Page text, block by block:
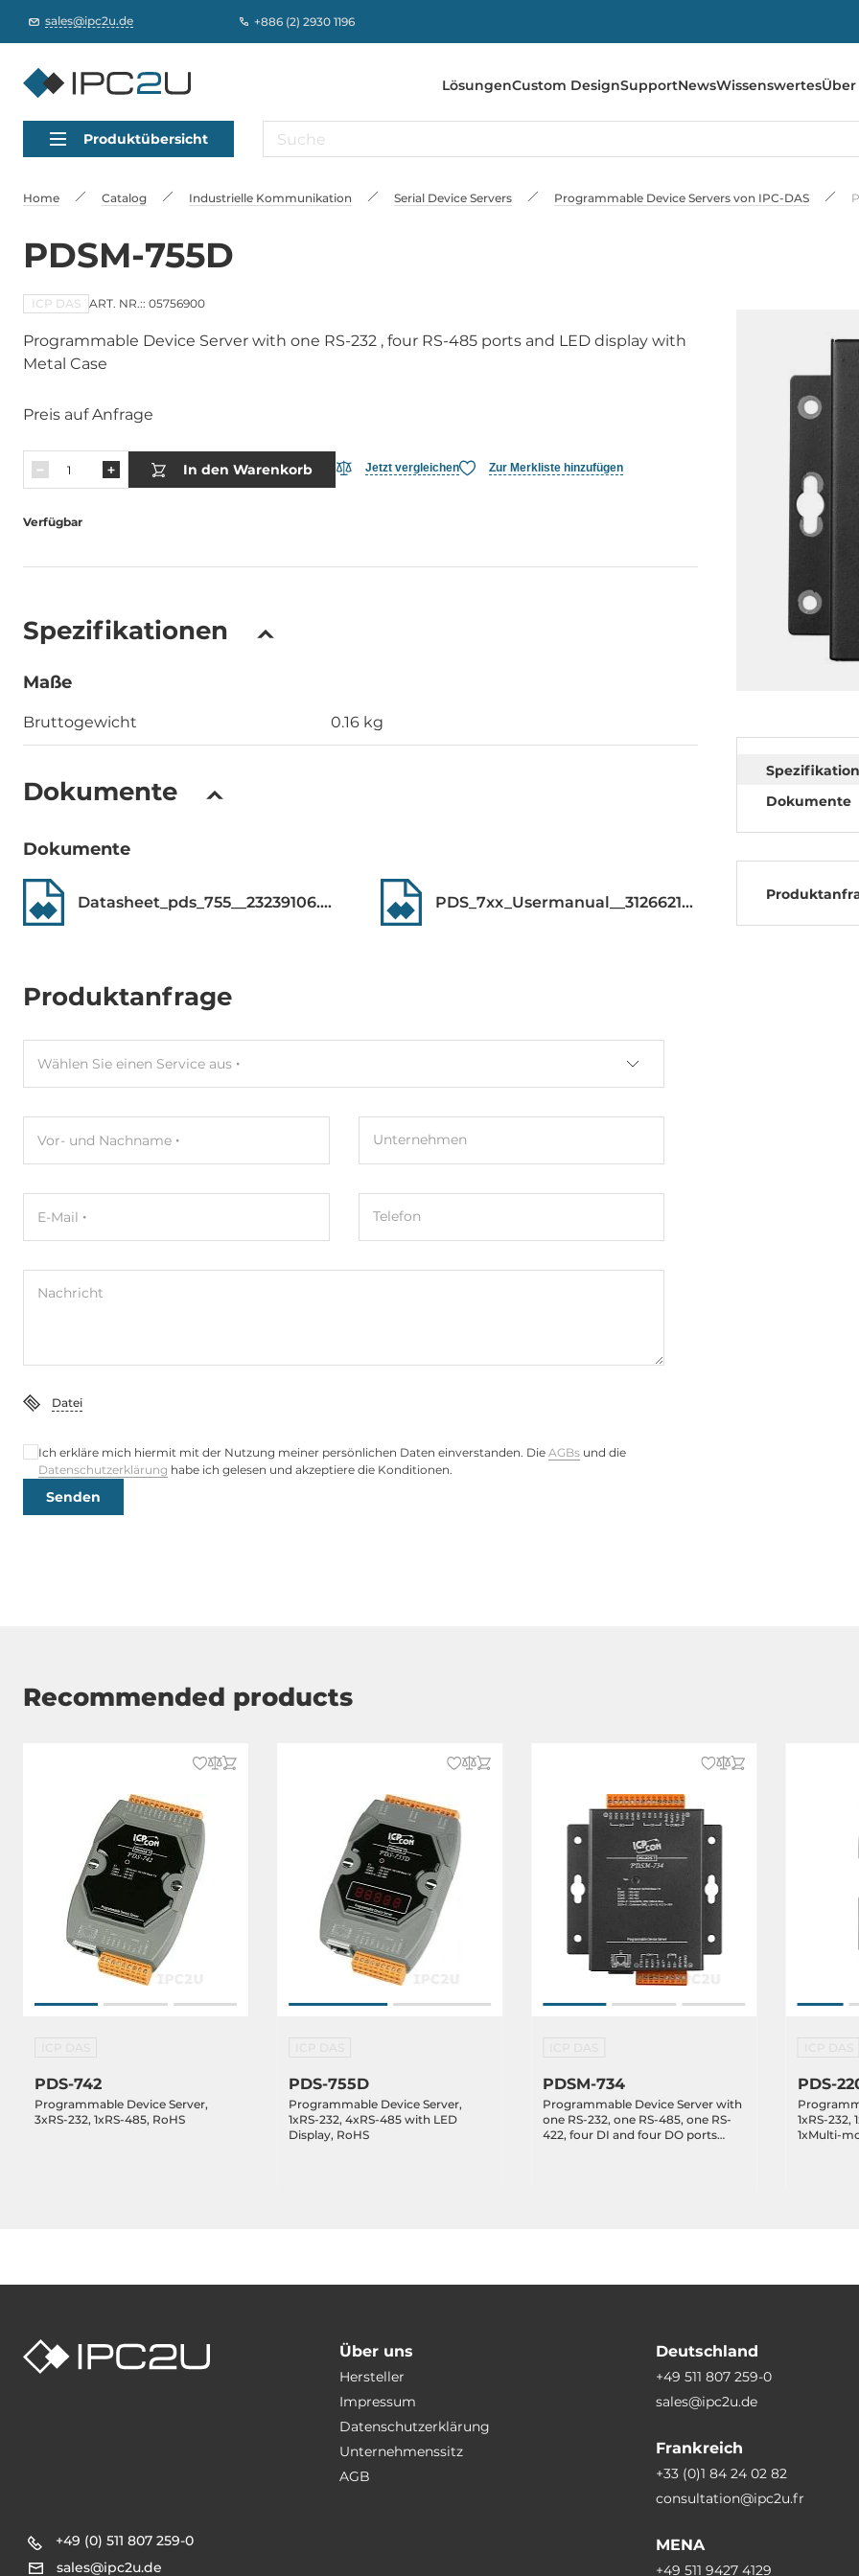
sales@ipc2u.de +886 (2) 2930 1196
LösungenCustom DesignSupportNewsWissenswertes
Produktübersicht
Home Catalog Industrielle Kommunikation Serial Device Servers Programmable Device Servers von IPC-DAS
PDSM-755D
ICP DAS ART. NR.:: 05756900
Programmable Device Server with one RS-232 , four RS-485 ports and LED display with
Metal Case
Preis auf Anfrage
In den Warenkorb Jetzt vergleichen Zur Merkliste hinzufügen
Verfügbar
Spezifikationen
Maße
Bruttogewicht 0.16 kg
Dokumente
Dokumente
Datasheet_pds_755__23239106.pdf PDS_7xx_Usermanual__31266216.pdf
Produktanfrage
Wählen Sie einen Service aus
Vor- und Nachname Unternehmen
E-Mail Telefon
Nachricht
Datei
Ich erkläre mich hiermit mit der Nutzung meiner persönlichen Daten einverstanden. Die AGBs und die
Datenschutzerklärung habe ich gelesen und akzeptiere die Konditionen.
Senden
Dokumente
Recommended products
PDS-742
Programmable Device Server,
3xRS-232, 1xRS-485, RoHS
PDS-755D
Programmable Device Server,
1xRS-232, 4xRS-485 with LED
Display, RoHS
PDSM-734
Programmable Device Server with
one RS-232, one RS-485, one RS-
422, four DI and four DO ports
PDS-
1xRS-232,
1xMulti-
+49 (0) 511 807 259-0
sales@ipc2u.de
Über uns
Hersteller
Impressum
Datenschutzerklärung
Unternehmenssitz
AGB
Deutschland
+49 511 807 259-0
sales@ipc2u.de
Frankreich
+33 (0)1 84 24 02 82
consultation@ipc2u.fr
MENA
+49 511 9427 4129